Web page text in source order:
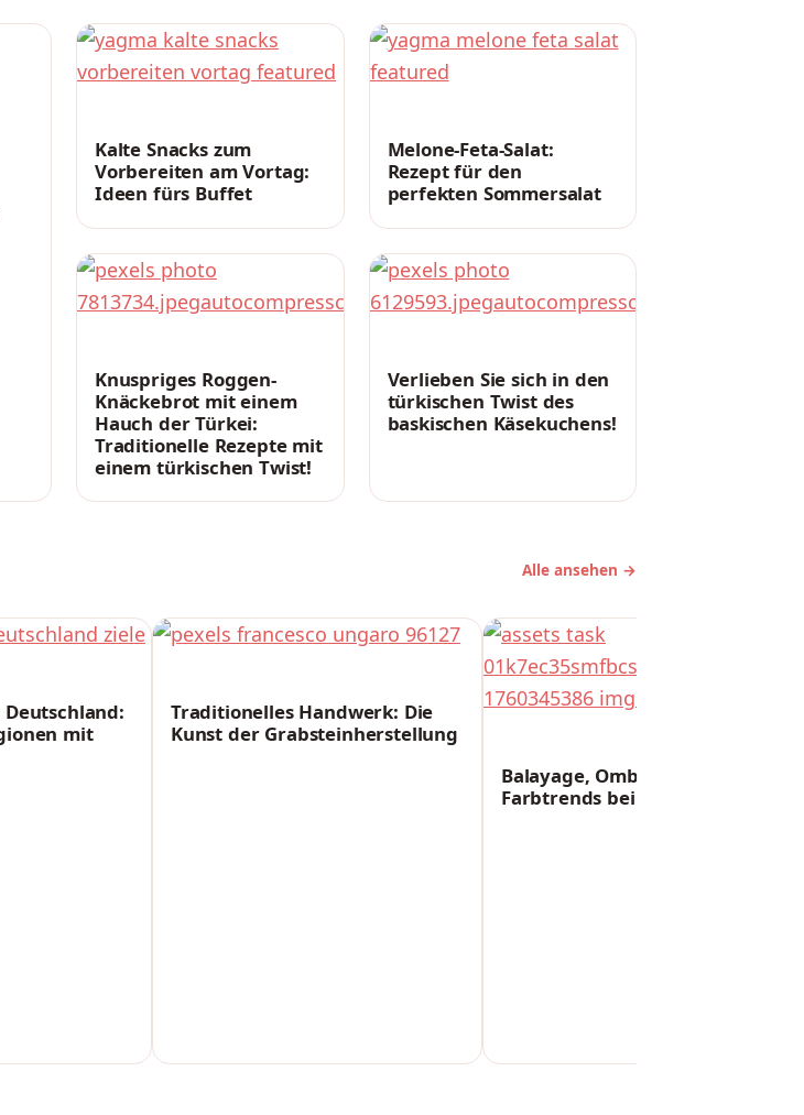
Kalte Snacks zum
Vorbereiten am Vortag:
Ideen fürs Buffet
Melone-Feta-Salat:
Rezept für den
perfekten Sommersalat
Knuspriges Roggen-
Knäckebrot mit einem
Hauch der Türkei:
Traditionelle Rezepte mit
einem türkischen Twist!
Verlieben Sie sich in den
türkischen Twist des
baskischen Käsekuchens!
Alle ansehen →
mit
Traditionelles Handwerk: Die
Kunst der Grabsteinherstellung
Balayage, Ombré und mehr:
Farbtrends bei Tape Extensions